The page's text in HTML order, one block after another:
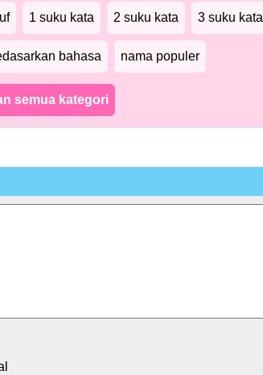
1 suku kata 2 suku kata 3 suku kata
bahasa nama populer
semua kategori